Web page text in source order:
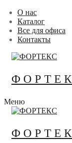
Перейти
содержимому
Меню
Закрыть
О нас
Каталог
Все для офиса
Контакты
Меню